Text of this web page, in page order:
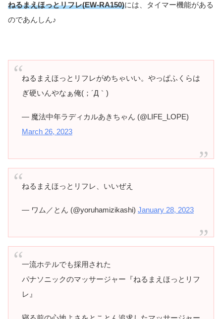
ねるまえほっとリフレ(EW-RA150)には、タイマー機能がある
のであんしん♪
ねるまえほっとリフレがめちゃいい。やっぱふくらは
ぎ硬いんやなぁ俺(；´Д｀)
— 魔法中年ラディカルあきちゃん (@LIFE_LOPE)
March 26, 2023
ねるまえほっとリフレ、いいぜえ
— ワム／とん (@yoruhamizikashi) January 28, 2023
一流ホテルでも採用された
パナソニックのマッサージャー『ねるまえほっとリフ
レ』